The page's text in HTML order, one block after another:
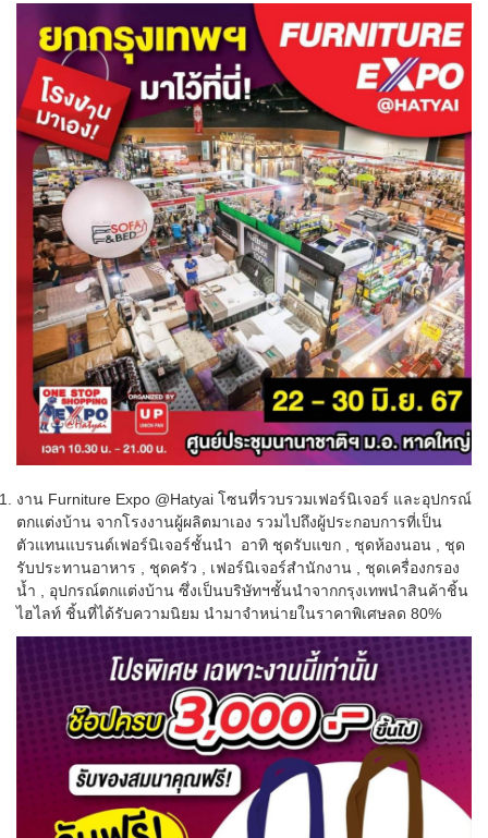
งาน Furniture Expo @Hatyai โซนที่รวบรวมเฟอร์นิเจอร์ และอุปกรณ์
ตกแต่งบ้าน จากโรงงานผู้ผลิตมาเอง รวมไปถึงผู้ประกอบการที่เป็น
ตัวแทนแบรนด์เฟอร์นิเจอร์ชั้นนำ อาทิ ชุดรับแขก , ชุดห้องนอน , ชุด
รับประทานอาหาร , ชุดครัว , เฟอร์นิเจอร์สำนักงาน , ชุดเครื่องกรอง
น้ำ , อุปกรณ์ตกแต่งบ้าน ซึ่งเป็นบริษัทฯชั้นนำจากกรุงเทพนำสินค้าชิ้น
ไฮไลท์ ชิ้นที่ได้รับความนิยม นำมาจำหน่ายในราคาพิเศษลด 80%